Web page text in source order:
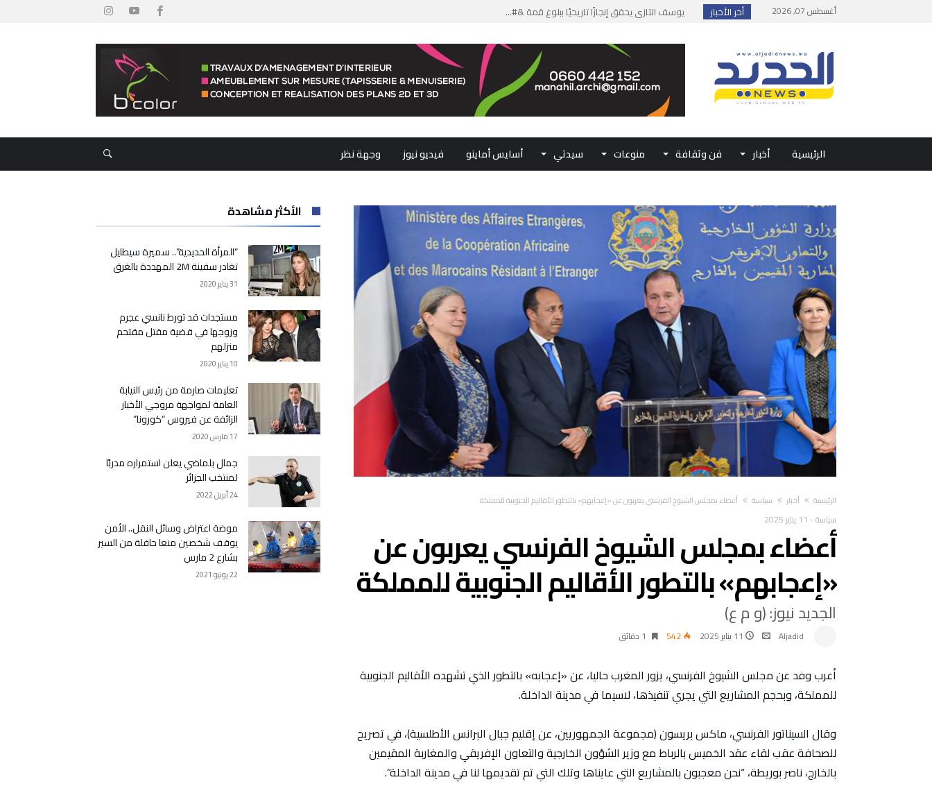
أغسطس 07, 2026 أخر الأخبار
إطلاق حصة إضافية من الدعم الاستثنائي لمهنيي ال...
بلاغ من الديوان الملكي...
حفل الولاء بتطوان.. ممثلو جهات المملكة يجددون ...
الرئيسية أخبار فن وثقافة منوعات سيدتي أسايس أماينو فيديو نيوز وجهة نظر
‫الرئيسية‬ أخبار سياسة أعضاء بمجلس الشيوخ الفرنسي يعربون عن «إعجابهم» بالتطور الأقاليم الجنوبية للمملكة
سياسة- 11 يناير 2025
أعضاء بمجلس الشيوخ الفرنسي يعربون عن
«إعجابهم» بالتطور الأقاليم الجنوبية للمملكة
الجديد نيوز: (و م ع)
Aljadid 11 يناير 2025 542 1 ‫دقائق‬
أعرب وفد عن مجلس الشيوخ الفرنسي، يزور المغرب حاليا، عن «إعجابه» بالتطور الذي تشهده الأقاليم الجنوبية
للمملكة، وبحجم المشاريع التي يجري تنفيذها، لاسيما في مدينة الداخلة.
وقال السيناتور الفرنسي، ماكس بريسون (مجموعة الجمهوريين، عن إقليم جبال البرانس الأطلسية)، في تصريح
للصحافة عقب لقاء عقد الخميس بالرباط مع وزير الشؤون الخارجية والتعاون الإفريقي والمغاربة المقيمين
بالخارج، ناصر بوريطة، “نحن معجبون بالمشاريع التي عايناها وتلك التي تم تقديمها لنا في مدينة الداخلة”.
الأكثر مشاهدة
“المرأة الحديدية”.. سميرة سيطايل
تغادر سفينة 2M المهددة بالغرق
31 يناير 2020
مستجدات قد تورط نانسي عجرم
وزوجها في قضية مقتل مقتحم
منزلهم
10 يناير 2020
تعليمات صارمة من رئيس النيابة
العامة لمواجهة مروجي الأخبار
الزائفة عن فيروس “كورونا”
17 مارس 2020
جمال بلماضي يعلن استمراره مدربًا
لمنتخب الجزائر
24 أبريل 2022
موضة اعتراض وسائل النقل.. الأمن
يوقف شخصين منعا حافلة من السير
بشارع 2 مارس
22 يونيو 2021